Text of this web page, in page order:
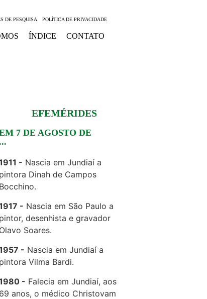
DE PESQUISA POLÍTICA DE PRIVACIDADE
ÍNDICE CONTATO
EFEMÉRIDES
7 DE AGOSTO DE
Nascia em Jundiaí a
pintora Dinah de Campos
Bocchino.
Nascia em São Paulo a
pintor, desenhista e gravador
Olavo Soares.
Nascia em Jundiaí a
pintora Vilma Bardi.
Falecia em Jundiaí, aos
69 anos, o médico Christovam